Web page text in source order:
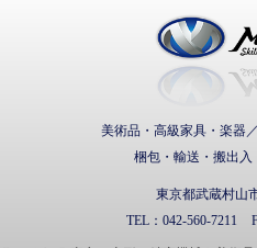
美術品・高級家具・楽器
梱包・輸送・搬出
東京都武蔵村山
TEL： 042-560-7211